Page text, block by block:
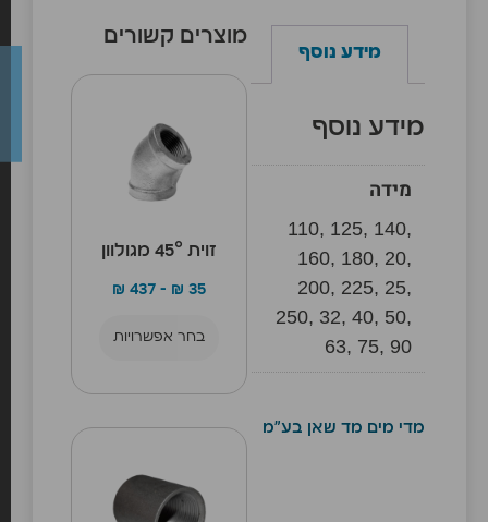
מידע נוסף
מידע נוסף
מידה
110, 125, 140,
160, 180, 20,
200, 225, 25,
250, 32, 40, 50,
63, 75, 90
מדי מים מד שאן בע"מ
מוצרים קשורים
זוית 45° מגולוון
₪ 35
–
₪ 437
בחר אפשרויות